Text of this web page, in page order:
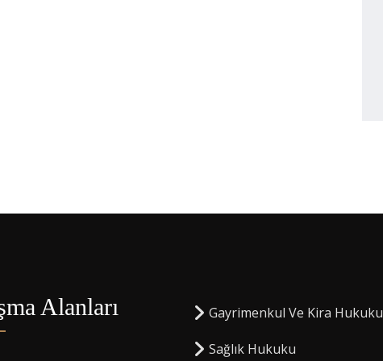
Alanları Gayrimenkul Ve Kira Hukuku
Sağlık Hukuku